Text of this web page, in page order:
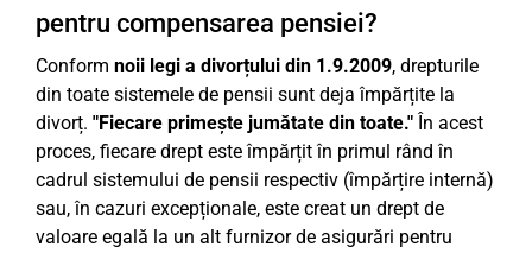
pentru compensarea pensiei?
Conform noii legi a divorțului din 1.9.2009, drepturile
din toate sistemele de pensii sunt deja împărțite la
divorț. "Fiecare primește jumătate din toate." În acest
proces, fiecare drept este împărțit în primul rând în
cadrul sistemului de pensii respectiv (împărțire internă)
sau, în cazuri excepționale, este creat un drept de
valoare egală la un alt furnizor de asigurări pentru